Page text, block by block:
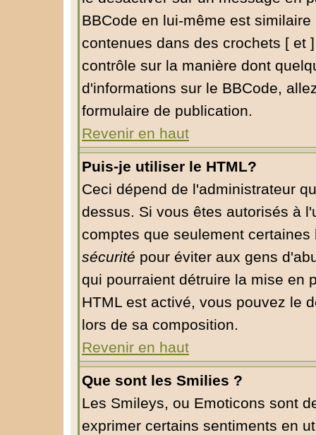
BBCode en lui-même est
contenues dans des crochets [ et
contrôle sur la manière dont
d'informations sur le BBCode,
formulaire de publication.
Revenir en haut
Puis-je utiliser le HTML?
Ceci dépend de l'administrateur
dessus. Si vous êtes autorisés à
comptes que seulement
sécurité pour éviter aux gens
qui pourraient détruire la mise en
HTML est activé, vous pouvez le
lors de sa composition.
Revenir en haut
Que sont les Smilies ?
Les Smileys, ou Emoticons sont
exprimer certains sentiments en